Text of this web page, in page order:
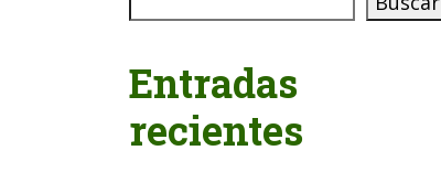
Entradas
recientes